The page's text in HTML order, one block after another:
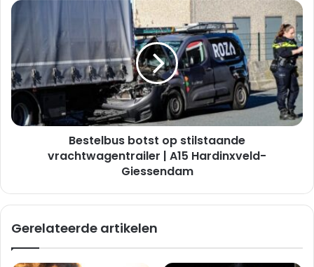
Bestelbus
stilstaande
vrachtwagentrailer
|
A15
Hardinxveld-
Giessendam
Bestelbus botst op stilstaande
vrachtwagentrailer | A15 Hardinxveld-
Giessendam
Gerelateerde artikelen